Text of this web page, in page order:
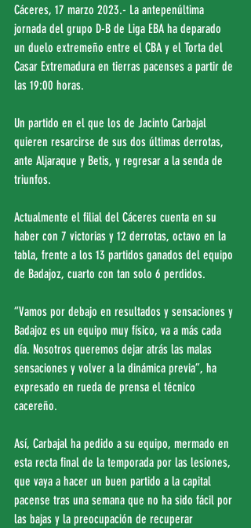
Cáceres, 17 marzo 2023.- La antepenúltima
jornada del grupo D-B de Liga EBA ha deparado
un duelo extremeño entre el CBA y el Torta del
Casar Extremadura en tierras pacenses a partir de
las 19:00 horas.
Un partido en el que los de Jacinto Carbajal
quieren resarcirse de sus dos últimas derrotas,
ante Aljaraque y Betis, y regresar a la senda de
triunfos.
Actualmente el filial del Cáceres cuenta en su
haber con 7 victorias y 12 derrotas, octavo en la
tabla, frente a los 13 partidos ganados del equipo
de Badajoz, cuarto con tan solo 6 perdidos.
“Vamos por debajo en resultados y sensaciones y
Badajoz es un equipo muy físico, va a más cada
día. Nosotros queremos dejar atrás las malas
sensaciones y volver a la dinámica previa”, ha
expresado en rueda de prensa el técnico
cacereño.
Así, Carbajal ha pedido a su equipo, mermado en
esta recta final de la temporada por las lesiones,
que vaya a hacer un buen partido a la capital
pacense tras una semana que no ha sido fácil por
las bajas y la preocupación de recuperar